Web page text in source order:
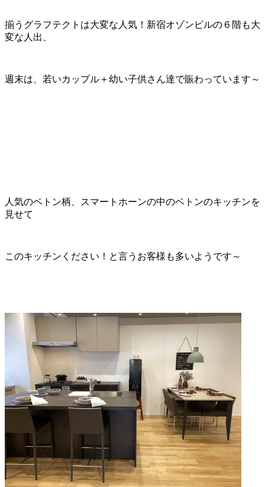
揃うグラフテクトは大変な人気！新宿オゾンビルの６階も大
変な人出、
週末は、若いカップル＋幼い子供さん達で賑わっています～
人気のベトン柄、スマートホーンの中のベトンのキッチンを
見せて
このキッチンください！と言うお客様も多いようです～